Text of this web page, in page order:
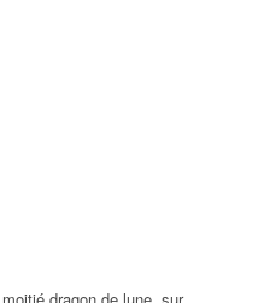
dragon de lune, sur